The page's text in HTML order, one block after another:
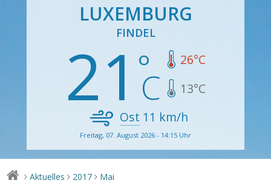
LUXEMBURG
FINDEL
21 26°C
13°C
Ost 11 km/h
Freitag, 07. August 2026 - 14:15 Uhr
> Aktuelles > 2017 > Mai